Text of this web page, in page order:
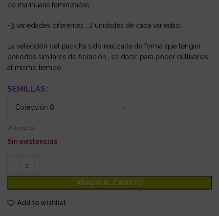
de marihuana feminizadas:
-3 variedades diferentes , 2 unidades de cada variedad.
La selección del pack ha sido realizada de forma que tengan
periodos similares de floración , es decir, para poder cultivarlas
al mismo tiempo.
SEMILLAS
Limpiar
Sin existencias
AÑADIR AL CARRITO
Add to wishlist